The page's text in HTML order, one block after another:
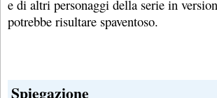
e di altri personaggi della serie in
potrebbe risultare spaventoso.
Spiegazione